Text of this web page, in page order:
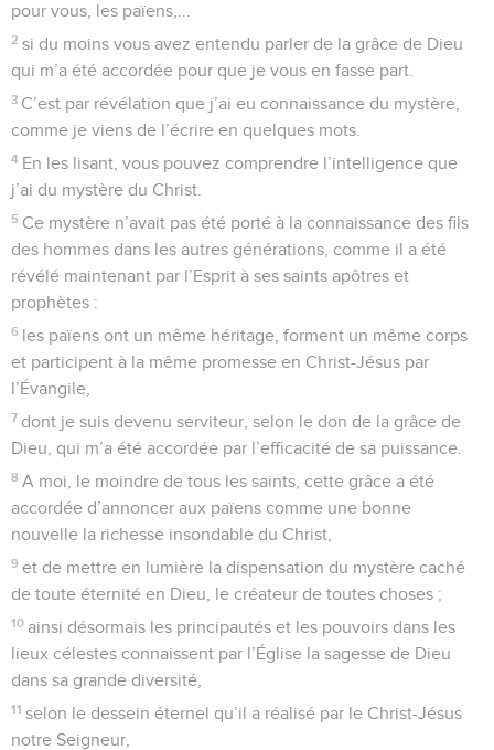
pour vous, les païens,...
2 si du moins vous avez entendu parler de la grâce de Dieu
qui m’a été accordée pour que je vous en fasse part.
3 C’est par révélation que j’ai eu connaissance du mystère,
comme je viens de l’écrire en quelques mots.
4 En les lisant, vous pouvez comprendre l’intelligence que
j’ai du mystère du Christ.
5 Ce mystère n’avait pas été porté à la connaissance des fils
des hommes dans les autres générations, comme il a été
révélé maintenant par l’Esprit à ses saints apôtres et
prophètes :
6 les païens ont un même héritage, forment un même corps
et participent à la même promesse en Christ-Jésus par
l’Évangile,
7 dont je suis devenu serviteur, selon le don de la grâce de
Dieu, qui m’a été accordée par l’efficacité de sa puissance.
8 A moi, le moindre de tous les saints, cette grâce a été
accordée d’annoncer aux païens comme une bonne
nouvelle la richesse insondable du Christ,
9 et de mettre en lumière la dispensation du mystère caché
de toute éternité en Dieu, le créateur de toutes choses ;
10 ainsi désormais les principautés et les pouvoirs dans les
lieux célestes connaissent par l’Église la sagesse de Dieu
dans sa grande diversité,
11 selon le dessein éternel qu’il a réalisé par le Christ-Jésus
notre Seigneur,